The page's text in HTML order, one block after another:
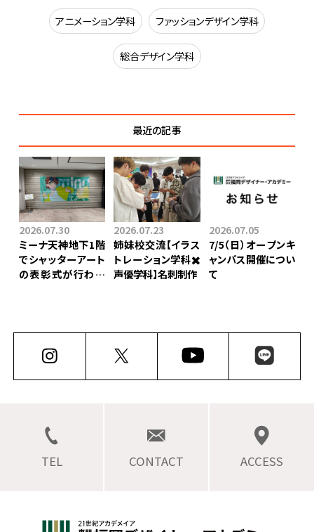
アニメーション学科 ファッションデザイン学科
総合デザイン学科
最近の記事
ミーナ天神地下1階
でシャッターアート
の表彰式が行われ
2026.07.30
姉妹校交流【イラス
トレーション学科✖️
声優学科】⁡名刺制作
2026.07.23
7/5（日）オープンキ
ャンパス開催につい
て
2026.07.05
TEL CONTACT ACCESS